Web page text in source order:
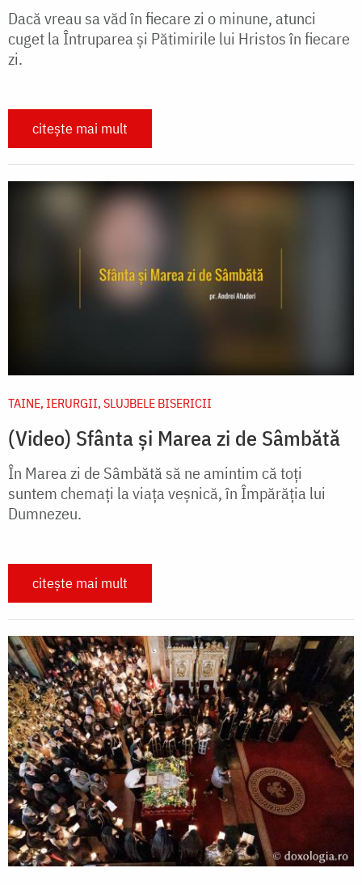
Dacă vreau sa văd în fiecare zi o minune, atunci
cuget la Întruparea și Pătimirile lui Hristos în fiecare
zi.
citește mai mult
TAINE, IERURGII, SLUJBELE BISERICII
(Video) Sfânta și Marea zi de Sâmbătă
În Marea zi de Sâmbătă să ne amintim că toți
suntem chemați la viața veșnică, în Împărăția lui
Dumnezeu.
citește mai mult